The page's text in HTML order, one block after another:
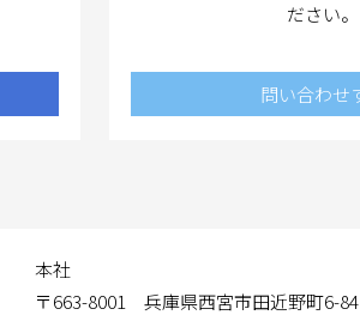
ださい。
問い合わせ
本社
〒663-8001 兵庫県西宮市田近野町6-84